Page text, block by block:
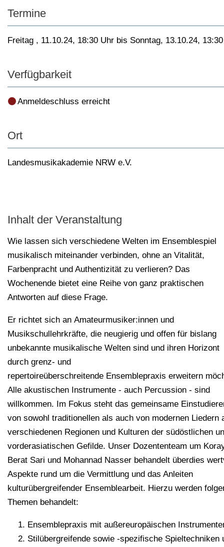
Termine
Freitag , 11.10.24, 18:30 Uhr bis Sonntag, 13.10.24,
Verfügbarkeit
Anmeldeschluss erreicht
Ort
Landesmusikakademie NRW e.V.
Inhalt der Veranstaltung
Wie lassen sich verschiedene Welten im Ensemblespiel
musikalisch miteinander verbinden, ohne an Vitalität,
Farbenpracht und Authentizität zu verlieren? Das
Wochenende bietet eine Reihe von ganz praktischen
Antworten auf diese Frage.
Er richtet sich an Amateurmusiker:innen und
Musikschullehrkräfte, die neugierig und offen für bislang
unbekannte musikalische Welten sind und ihren Horizont
durch grenz- und
repertoireüberschreitende Ensemblepraxis erweitern
Alle akustischen Instrumente - auch Percussion - sind
willkommen. Im Fokus steht das gemeinsame
von sowohl traditionellen als auch von modernen Liedern
verschiedenen Regionen und Kulturen der südöstlichen
vorderasiatischen Gefilde. Unser Dozententeam um
Berat Sari und Mohannad Nasser behandelt überdies
Aspekte rund um die Vermittlung und das Anleiten
kulturübergreifender Ensemblearbeit. Hierzu werden
Themen behandelt:
Ensemblepraxis mit außereuropäischen
Stilübergreifende sowie -spezifische Spieltechniken